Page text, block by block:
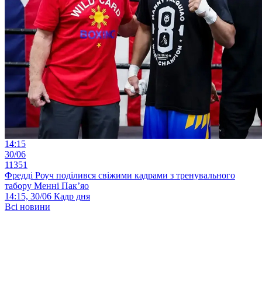
14:15
30/06
11351
Фредді Роуч поділився свіжими кадрами з тренувального
табору Менні Пак’яо
14:15, 30/06 Кадр дня
Всі новини